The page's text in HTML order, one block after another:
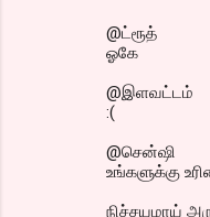
@ட்ரூத்
ஓகே
@இளவட்டம்
:(
@சென்ஷி
உங்களுக்கு
நிச்சயமாய்